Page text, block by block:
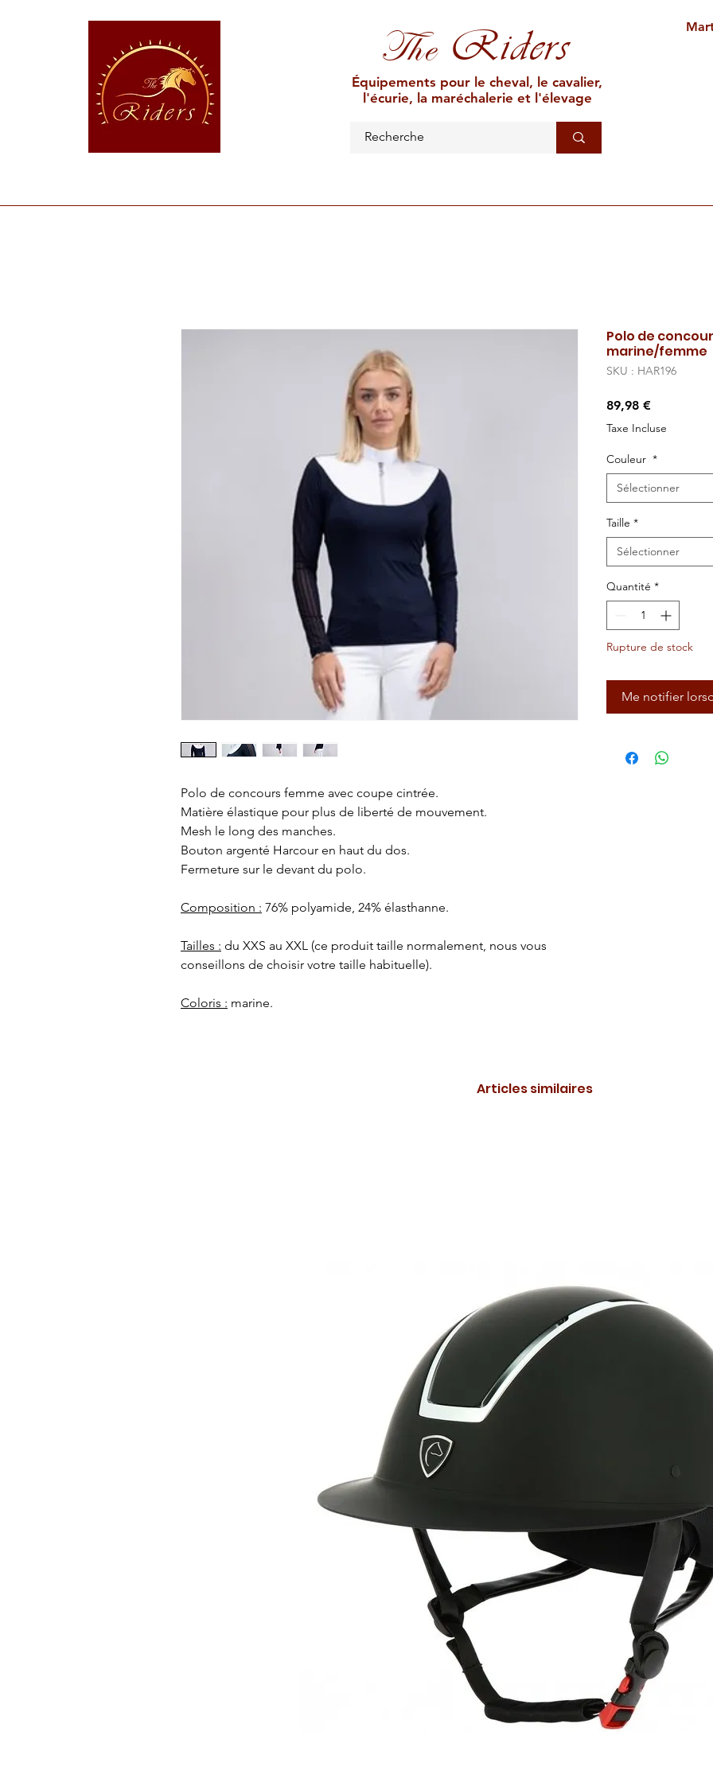
TheRiders
Équipements pour le cheval, le cavalier,
l'écurie, la maréchalerie et l'élevage
Polo de concours femme avec coupe cintrée.
Matière élastique pour plus de liberté de mouvement.
Mesh le long des manches.
Bouton argenté Harcour en haut du dos.
Fermeture sur le devant du polo.
Composition : 76% polyamide, 24% élasthanne.
Tailles : du XXS au XXL (ce produit taille normalement, nous vous
conseillons de choisir votre taille habituelle).
Coloris : marine.
Polo de
marine/femme
SKU : HAR196
89,98 €Prix
Taxe Incluse
Couleur *
Sélectionner
Taille *
Sélectionner
Quantité *
Rupture de stock
Me notifier
Articles similaires